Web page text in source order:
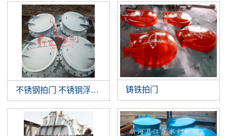
不锈钢拍门 不锈钢浮箱拍门 钢制拍门厂家批发
铸铁拍门